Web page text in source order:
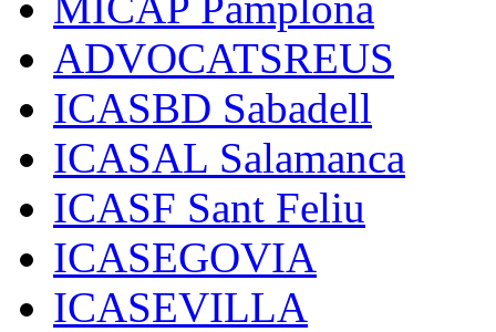
ADVOCATSREUS
ICASBD Sabadell
ICASAL Salamanca
ICASF Sant Feliu
ICASEGOVIA
ICASEVILLA